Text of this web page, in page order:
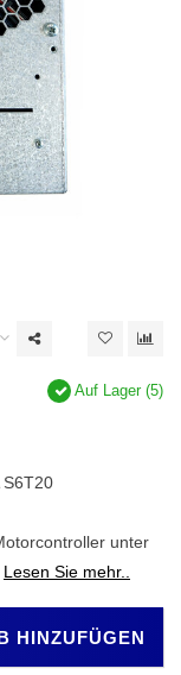
Auf Lager (5)
S6T20
unter
Lesen Sie mehr..
HINZUFÜGEN